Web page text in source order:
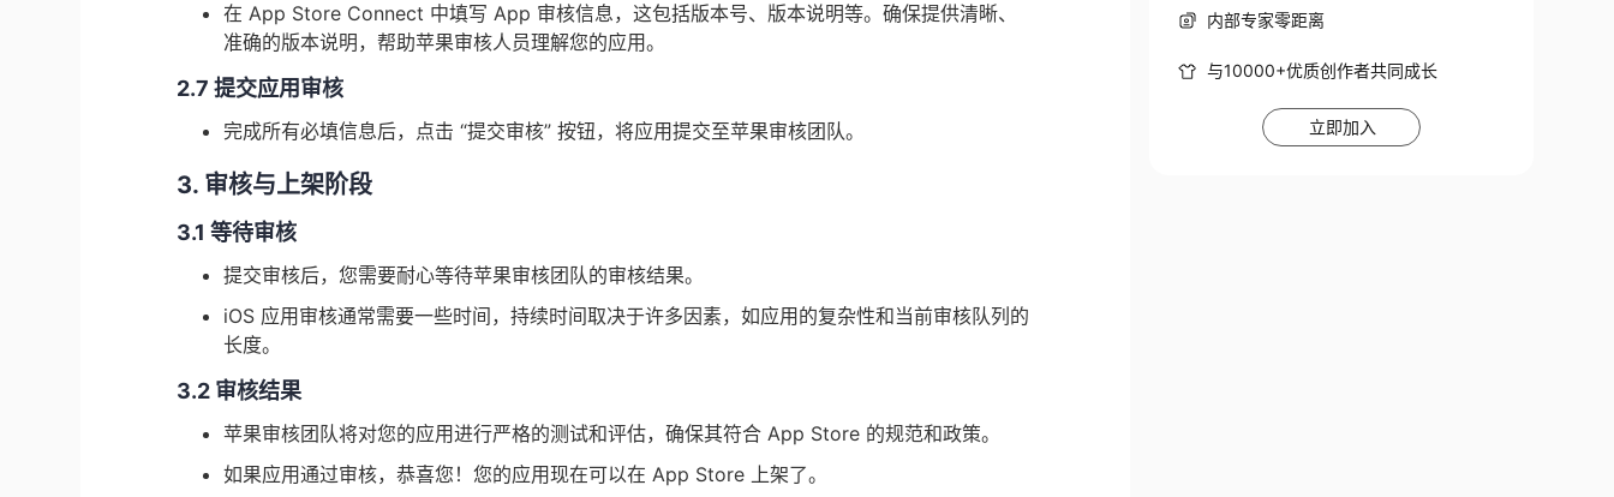
在 App Store Connect 中填写 App 审核信息，这包括版本号、版本说明等。确保提供清晰、
准确的版本说明，帮助苹果审核人员理解您的应用。
2.7 提交应用审核
完成所有必填信息后，点击 “提交审核” 按钮，将应用提交至苹果审核团队。
3. 审核与上架阶段
3.1 等待审核
提交审核后，您需要耐心等待苹果审核团队的审核结果。
iOS 应用审核通常需要一些时间，持续时间取决于许多因素，如应用的复杂性和当前审核队列的
长度。
3.2 审核结果
苹果审核团队将对您的应用进行严格的测试和评估，确保其符合 App Store 的规范和政策。
如果应用通过审核，恭喜您！您的应用现在可以在 App Store 上架了。
内部专家零距离
与10000+优质创作者共同成长
立即加入